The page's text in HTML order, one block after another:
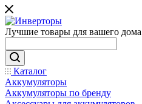
Лучшие товары для вашего дома
Каталог
Аккумуляторы
Аккумуляторы по бренду